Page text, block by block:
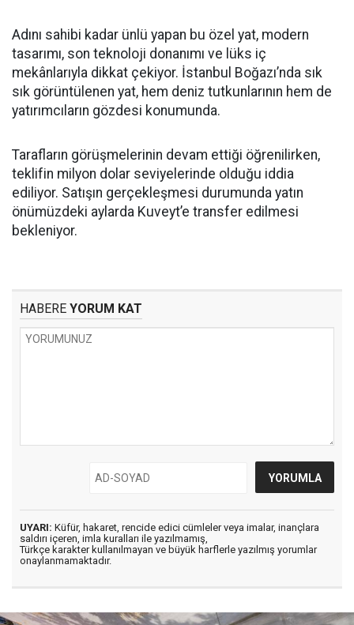
Adını sahibi kadar ünlü yapan bu özel yat, modern
tasarımı, son teknoloji donanımı ve lüks iç
mekânlarıyla dikkat çekiyor. İstanbul Boğazı’nda sık
sık görüntülenen yat, hem deniz tutkunlarının hem de
yatırımcıların gözdesi konumunda.
Tarafların görüşmelerinin devam ettiği öğrenilirken,
teklifin milyon dolar seviyelerinde olduğu iddia
ediliyor. Satışın gerçekleşmesi durumunda yatın
önümüzdeki aylarda Kuveyt’e transfer edilmesi
bekleniyor.
HABERE YORUM KAT
UYARI: Küfür, hakaret, rencide edici cümleler veya imalar, inançlara
saldırı içeren, imla kuralları ile yazılmamış,
Türkçe karakter kullanılmayan ve büyük harflerle yazılmış yorumlar
onaylanmamaktadır.